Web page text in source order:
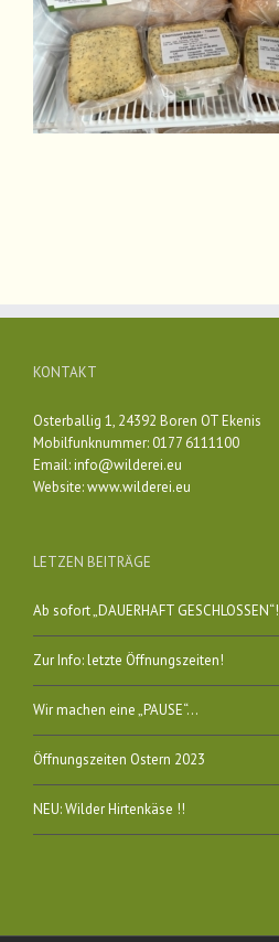
KONTAKT
Osterballig 1, 24392 Boren OT Ekenis
Mobilfunknummer: 0177 6111100
Email:info@wilderei.eu
Website:www.wilderei.eu
LETZEN BEITRÄGE
Ab sofort „DAUERHAFT GESCHLOSSEN“!
Zur Info: letzte Öffnungszeiten!
Wir machen eine „PAUSE“…
Öffnungszeiten Ostern 2023
NEU: Wilder Hirtenkäse !!